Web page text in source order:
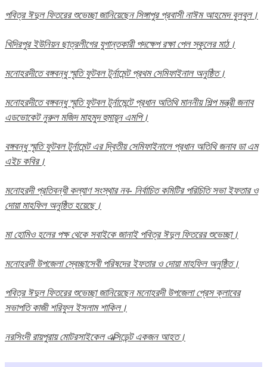
পবিত্র ঈদুল ফিতরের শুভেচ্ছা জানিয়েছেন সিঙ্গাপুর প্রবাসী নাঈম আহমেদ বুলবুল।
খিদিরপুর ইউনিয়ন ছাত্রলীগের যুগান্তকারী পদক্ষেপ রক্ষা পেল স্কুলের মাঠ।
মনোহরদীতে বঙ্গবন্ধু স্মৃতি ফুটবল টুর্নামেন্ট প্রথম সেমিফাইনাল অনুষ্ঠিত।
মনোহরদীতে বঙ্গবন্ধু স্মৃতি ফুটবল টুর্নামেন্টে প্রধান অতিথি মাননীয় শিল্প মন্ত্রী জনাব
এডভোকেট নুরুল মজিদ মাহমুদ হুমায়ূন এমপি।
বঙ্গবন্ধু স্মৃতি ফুটবল টুর্নামেন্ট এর দ্বিতীয় সেমিফাইনালে প্রধান অতিথি জনাব ডা এম
এইচ কবির।
মনোহরদী প্রতিবন্ধী কল্যাণ সংস্থার নব- নির্বাচিত কমিটির পরিচিতি সভা ইফতার ও
দোয়া মাহফিল অনুষ্ঠিত হয়েছে।
মা হোমিও হলের পক্ষ থেকে সবাইকে জানাই পবিত্র ঈদুল ফিতরের শুভেচ্ছা।
মনোহরদী উপজেলা স্বেচ্ছাসেবী পরিষদের ইফতার ও দোয়া মাহফিল অনুষ্ঠিত।
পবিত্র ঈদুল ফিতরের শুভেচ্ছা জানিয়েছেন মনোহরদী উপজেলা প্রেস ক্লাবের
সভাপতি কাজী শরিফুল ইসলাম শাকিল।
নরসিংদী রায়পুরায় মোটরসাইকেল এক্সিডেন্ট একজন আহত।